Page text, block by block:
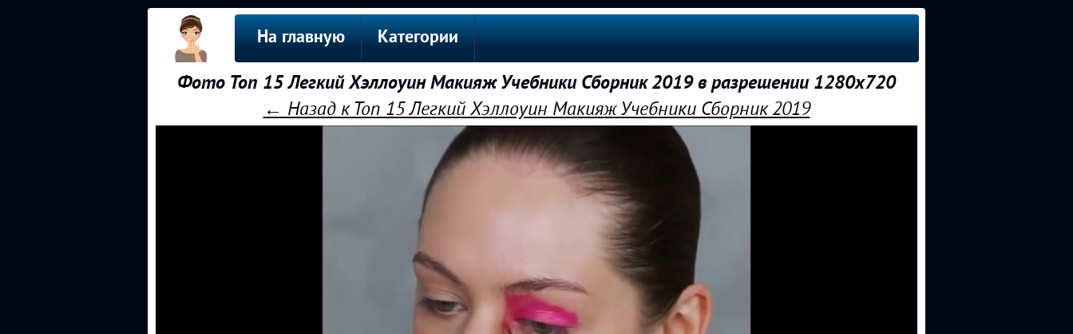
На главную Категории
Фото Топ 15 Легкий Хэллоуин Макияж Учебники Сборник 2019 в разрешении 1280x720
← Назад к Топ 15 Легкий Хэллоуин Макияж Учебники Сборник 2019